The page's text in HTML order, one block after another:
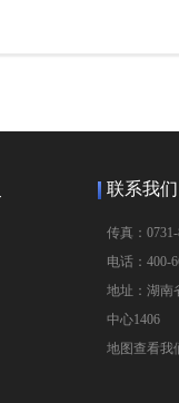
联系我们
传真：
电话：400-
地址：湖南
中心1406
地图查看我